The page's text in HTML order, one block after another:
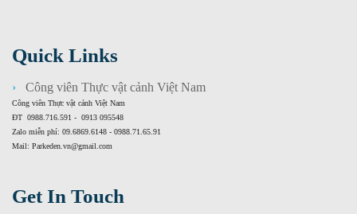
Quick Links
Công viên Thực vật cảnh Việt Nam
Công viên Thực vật cảnh Việt Nam
ĐT 0988.716.591 - 0913 095548
Zalo miễn phí: 09.6869.6148 - 0988.71.65.91
Mail: Parkeden.vn@gmail.com
Get In Touch